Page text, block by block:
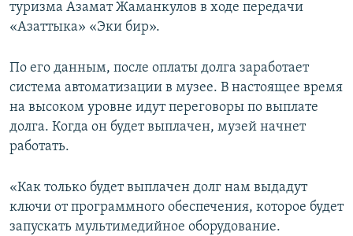
туризма Азамат Жаманкулов в ходе передачи
«Азаттыка» «Эки бир».
По его данным, после оплаты долга заработает
система автоматизации в музее. В настоящее время
на высоком уровне идут переговоры по выплате
долга. Когда он будет выплачен, музей начнет
работать.
«Как только будет выплачен долг нам выдадут
ключи от программного обеспечения, которое будет
запускать мультимедийное оборудование.